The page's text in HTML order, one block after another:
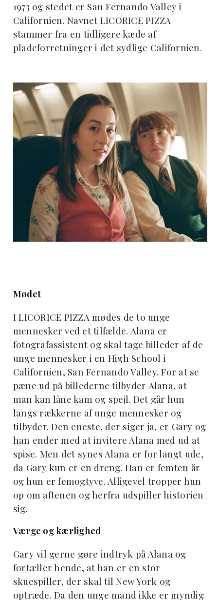
1973 og stedet er San Fernando Valley i
Californien. Navnet LICORICE PIZZA
stammer fra en tidligere kæde af
pladeforretninger i det sydlige Californien.
Mødet
I LICORICE PIZZA mødes de to unge
mennesker ved et tilfælde. Alana er
fotografassistent og skal tage billeder af de
unge mennesker i en High School i
Californien, San Fernando Valley. For at se
pæne ud på billederne tilbyder Alana, at
man kan låne kam og spejl. Det går hun
langs rækkerne af unge mennesker og
tilbyder. Den eneste, der siger ja, er Gary og
han ender med at invitere Alana med ud at
spise. Men det synes Alana er for langt ude,
da Gary kun er en dreng. Han er femten år
og hun er femogtyve. Alligevel tropper hun
op om aftenen og herfra udspiller historien
sig.
Værge og kærlighed
Gary vil gerne gøre indtryk på Alana og
fortæller hende, at han er en stor
skuespiller, der skal til New York og
optræde. Da den unge mand ikke er myndig